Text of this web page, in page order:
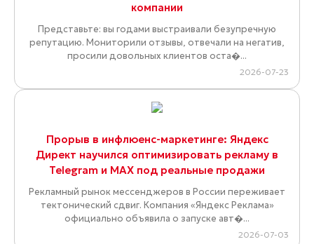
компании
Представьте: вы годами выстраивали безупречную
репутацию. Мониторили отзывы, отвечали на негатив,
просили довольных клиентов оста�...
2026-07-23
Прорыв в инфлюенс-маркетинге: Яндекс
Директ научился оптимизировать рекламу в
Telegram и MAX под реальные продажи
Рекламный рынок мессенджеров в России переживает
тектонический сдвиг. Компания «Яндекс Реклама»
официально объявила о запуске авт�...
2026-07-03